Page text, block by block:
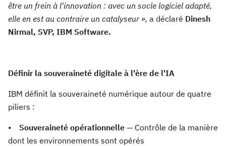
être un frein à l'innovation : avec un socle logiciel adapté,
elle en est au contraire un catalyseur », a déclaré Dinesh
Nirmal, SVP, IBM Software.
Définir la souveraineté digitale à l'ère de l'IA
IBM définit la souveraineté numérique autour de quatre
piliers :
• Souveraineté opérationnelle — Contrôle de la manière
dont les environnements sont opérés